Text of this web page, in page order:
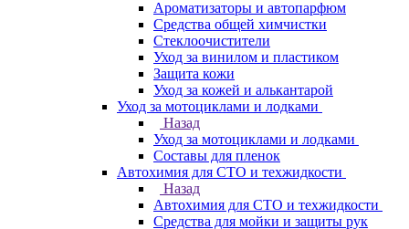
Ароматизаторы и автопарфюм
Средства общей химчистки
Стеклоочистители
Уход за винилом и пластиком
Защита кожи
Уход за кожей и алькантарой
Уход за мотоциклами и лодками
Назад
Уход за мотоциклами и лодками
Составы для пленок
Автохимия для СТО и техжидкости
Назад
Автохимия для СТО и техжидкости
Средства для мойки и защиты рук